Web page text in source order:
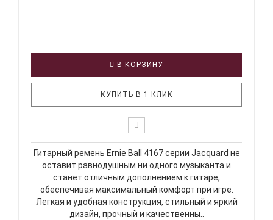
В КОРЗИНУ
КУПИТЬ В 1 КЛИК
Гитарный ремень Ernie Ball 4167 серии Jacquard не
оставит равнодушным ни одного музыканта и
станет отличным дополнением к гитаре,
обеспечивая максимальный комфорт при игре.
Легкая и удобная конструкция, стильный и яркий
дизайн, прочный и качественны..